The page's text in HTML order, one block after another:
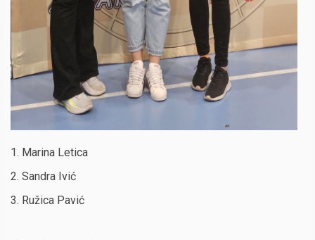
1. Marina Letica
2. Sandra Ivić
3. Ružica Pavić